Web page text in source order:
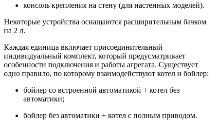
консоль крепления на стену (для настенных моделей).
Некоторые устройства оснащаются расширительным бачком
на 2 л.
Каждая единица включает присоединительный
индивидуальный комплект, который предусматривает
особенности подключения и работы агрегата. Существует
одно правило, по которому взаимодействуют котел и бойлер:
бойлер со встроенной автоматикой + котел без
автоматики;
бойлер без автоматики + котел с полным приводом.